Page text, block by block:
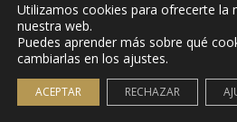
Utilizamos cookies para ofrecerte la
nuestra web.
Puedes aprender más sobre qué
cambiarlas en los ajustes.
ACEPTAR RECHAZAR